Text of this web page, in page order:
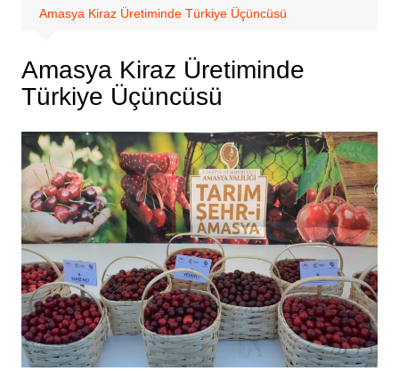
Amasya Kiraz Üretiminde Türkiye Üçüncüsü
Amasya Kiraz Üretiminde
Türkiye Üçüncüsü